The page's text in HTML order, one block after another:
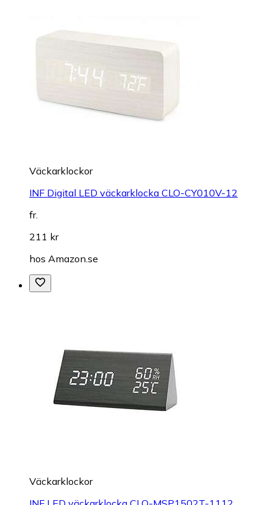
Väckarklockor
INF Digital LED väckarklocka CLO-CY010V-12
fr.
211 kr
hos Amazon.se
Väckarklockor